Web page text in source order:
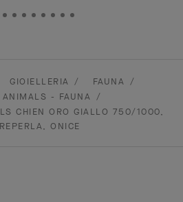
GIOIELLERIA
FAUNA
ANIMALS - FAUNA
CHIEN ORO GIALLO 750/1000,
ONICE